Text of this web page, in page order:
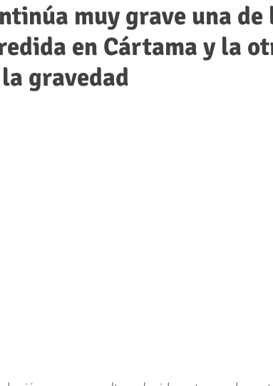
muy grave una de
en Cártama y la
gravedad